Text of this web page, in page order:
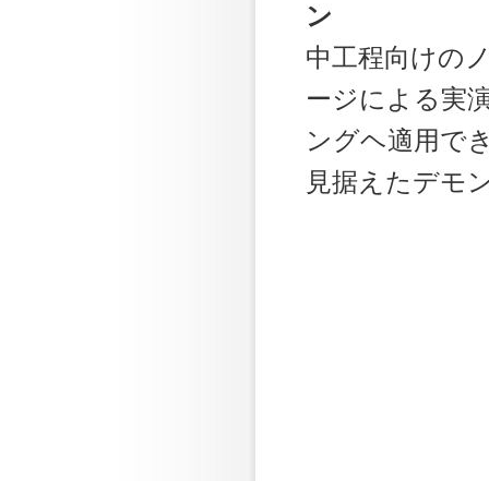
ン
中工程向けの
ージによる実
ングヘ適用で
見据えたデモ